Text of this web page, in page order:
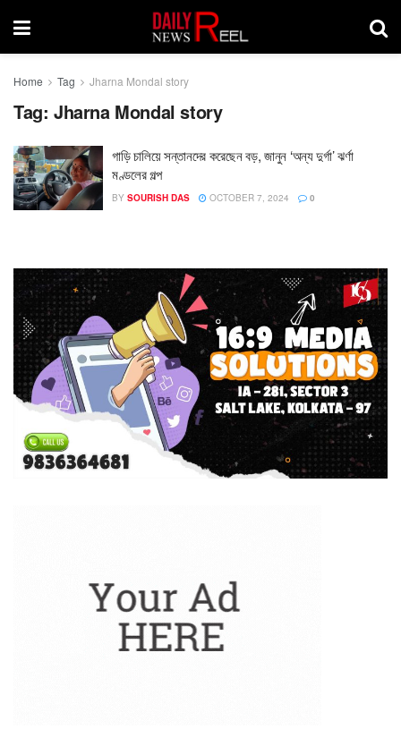
Home Tag Jharna Mondal story
Tag: Jharna Mondal story
গাড়ি চালিয়ে সন্তানদের করেছেন বড়, জানুন ‘অন্য দুর্গা’ ঝর্ণা
মণ্ডলের গল্প
BY SOURISH DAS OCTOBER 7, 2024 0